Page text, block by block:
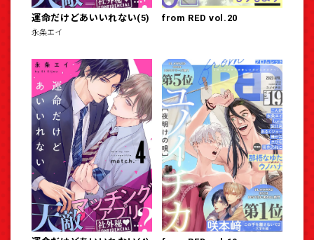
運命だけどあいいれない(5)
永条エイ
from RED vol.20